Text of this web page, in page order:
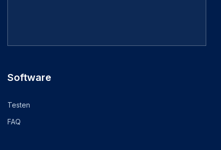
Software
Testen
FAQ